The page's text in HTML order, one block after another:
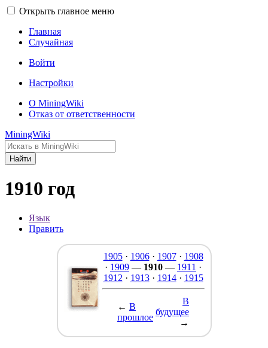
Открыть главное меню
Главная
Случайная
Войти
Настройки
О MiningWiki
Отказ от ответственности
MiningWiki
Найти
1910 год
Язык
Править
1905· 1906· 1907· 1908
· 1909 — 1910 — 1911 ·
1912 · 1913· 1914· 1915
← В
прошлое
В
будущее
→